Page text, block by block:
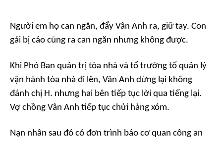
Người em họ can ngăn, đẩy Vân Anh ra, giữ tay. Con
gái bị cáo cũng ra can ngăn nhưng không được.
Khi Phó Ban quản trị tòa nhà và tổ trưởng tổ quản lý
vận hành tòa nhà đi lên, Vân Anh dừng lại không
đánh chị H. nhưng hai bên tiếp tục lời qua tiếng lại.
Vợ chồng Vân Anh tiếp tục chửi hàng xóm.
Nạn nhân sau đó có đơn trình báo cơ quan công an